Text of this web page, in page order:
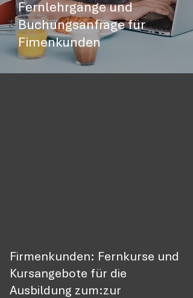
Fernlehrgänge und
Buchungsanfrage für
Fimenkunden
Firmenkunden: Fernkurse und
Kursangebote für die
Ausbildung zum:zur